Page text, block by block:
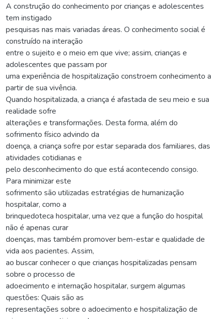
A construção do conhecimento por crianças e adolescentes
tem instigado
pesquisas nas mais variadas áreas. O conhecimento social é
construído na interação
entre o sujeito e o meio em que vive; assim, crianças e
adolescentes que passam por
uma experiência de hospitalização constroem conhecimento a
partir de sua vivência.
Quando hospitalizada, a criança é afastada de seu meio e sua
realidade sofre
alterações e transformações. Desta forma, além do
sofrimento físico advindo da
doença, a criança sofre por estar separada dos familiares, das
atividades cotidianas e
pelo desconhecimento do que está acontecendo consigo.
Para minimizar este
sofrimento são utilizadas estratégias de humanização
hospitalar, como a
brinquedoteca hospitalar, uma vez que a função do hospital
não é apenas curar
doenças, mas também promover bem-estar e qualidade de
vida aos pacientes. Assim,
ao buscar conhecer o que crianças hospitalizadas pensam
sobre o processo de
adoecimento e internação hospitalar, surgem algumas
questões: Quais são as
representações sobre o adoecimento e hospitalização de